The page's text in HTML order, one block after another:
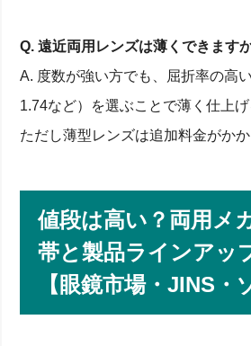
Q. 遠近両用レンズは薄くできます
A. 度数が強い方でも、屈折率の高
1.74など）を選ぶことで薄く仕上げ
ただし薄型レンズは追加料金がか
値段は高い？両用メ
帯と製品ラインアッ
【眼鏡市場・JINS・
乱視・老眼・近視を同時に矯正で